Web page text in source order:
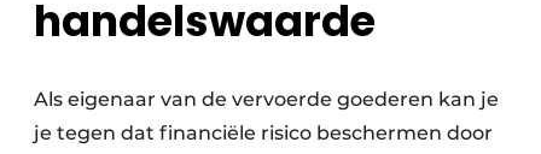
handelswaarde
Als eigenaar van de vervoerde goederen kan je
je tegen dat financiële risico beschermen door